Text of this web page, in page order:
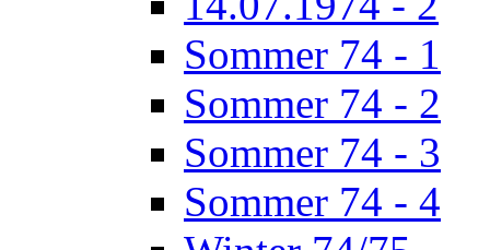
Sommer 74 - 1
Sommer 74 - 2
Sommer 74 - 3
Sommer 74 - 4